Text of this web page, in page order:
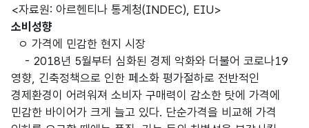
<자료원: 아르헨티나 통계청(INDEC), EIU>
소비성향
ㅇ 가격에 민감한 현지 시장
- 2018년 5월부터 심화된 경제 악화와 더불어 코로나19
영향, 긴축정책으로 인한 페소화 평가절하로 전반적인
경제환경이 어려워져 소비자 구매력이 감소한 탓에 가격에
민감한 바이어가 크게 늘고 있다. 단순가격을 비교해 가격